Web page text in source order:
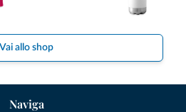
Vai allo shop
Naviga